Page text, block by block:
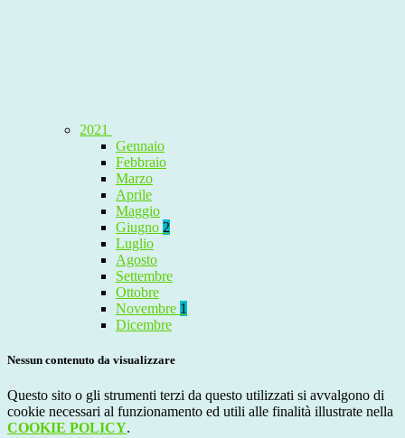
2021
Gennaio
Febbraio
Marzo
Aprile
Maggio
Giugno 2
Luglio
Agosto
Settembre
Ottobre
Novembre 1
Dicembre
Nessun contenuto da visualizzare
Questo sito o gli strumenti terzi da questo utilizzati si avvalgono di
cookie necessari al funzionamento ed utili alle finalità illustrate nella
COOKIE POLICY.